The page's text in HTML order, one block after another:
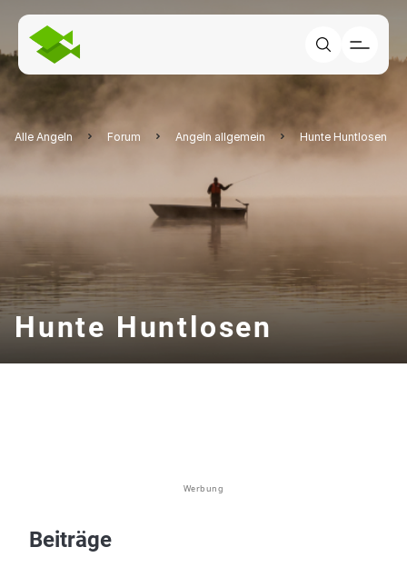
Alle Angeln Forum Angeln allgemein Hunte Huntlosen
Hunte Huntlosen
Werbung
Beiträge